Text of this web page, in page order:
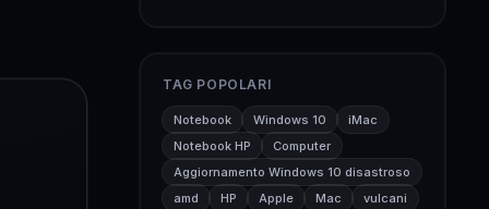
TAG POPOLARI
Notebook Windows 10
iMac
Notebook HP
Computer
Aggiornamento Windows 10 disastroso
amd
HP Apple Mac
vulcani